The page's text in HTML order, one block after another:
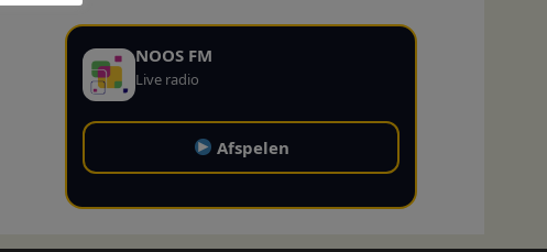
NOOS FM
Live radio
Afspelen